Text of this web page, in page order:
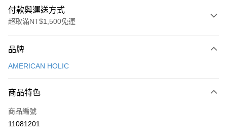
付款與運送方式
超取滿NT$1,500免運
信用卡一次付款
3 期 0 利率 每期
合作金庫商業銀行
上海商業儲蓄銀行
超商取貨付款
LINE Pay
品牌
AMERICAN HOLIC
商品特色
商品編號
11081201